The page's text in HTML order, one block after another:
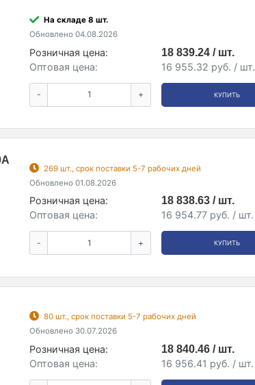
На складе 8 шт.
Обновлено 04.08.2026
Розничная цена:
18 839.24 / шт.
Оптовая цена:
16 955.32 руб. / шт.
- + КУПИТЬ
269 шт., срок поставки 5-7 рабочих дней
Обновлено 01.08.2026
Розничная цена:
18 838.63 / шт.
Оптовая цена:
16 954.77 руб. / шт.
- + КУПИТЬ
80 шт., срок поставки 5-7 рабочих дней
Обновлено 30.07.2026
Розничная цена:
18 840.46 / шт.
Оптовая цена:
16 956.41 руб. / шт.